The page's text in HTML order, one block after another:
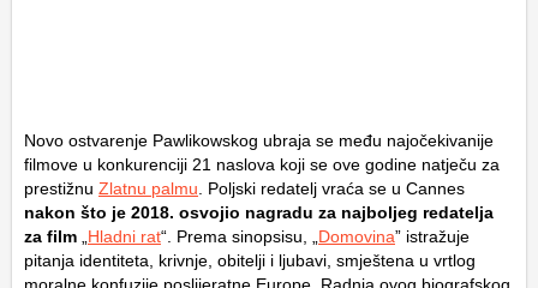
Novo ostvarenje Pawlikowskog ubraja se među najočekivanije
filmove u konkurenciji 21 naslova koji se ove godine natječu za
prestižnu Zlatnu palmu . Poljski redatelj vraća se u Cannes
nakon što je 2018. osvojio nagradu za najboljeg redatelja
za film
Hladni rat“. Prema sinopsisu, „ Domovina” istražuje
pitanja identiteta, krivnje, obitelji i ljubavi, smještena u vrtlog
moralne konfuzije poslijeratne Europe. Radnja ovog biografskog